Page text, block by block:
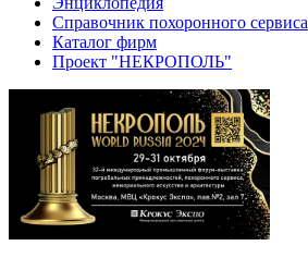
Справочник похоронного сервиса
Каталог фирм
Проект "НЕКРОПОЛЬ"